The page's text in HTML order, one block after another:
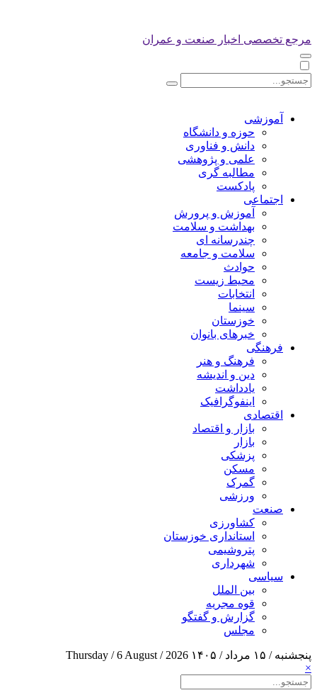
مرجع تخصصی اخبار صنعت و عمران
آموزشی
حوزه و دانشگاه
دانش و فناوری
علمی و پژوهشی
مطالبه گری
پادکست
اجتماعی
آموزش و پرورش
بهداشت و سلامت
چندرسانه ای
سلامت و جامعه
حوادث
محیط زیست
انتخابات
سینما
خوزستان
خبرهای بانوان
فرهنگی
فرهنگ و هنر
دین و اندیشه
یادداشت
اینفوگرافیک
اقتصادی
بازار و اقتصاد
بازار
پزشکی
مسکن
گمرک
ورزشی
صنعت
کشاورزی
استانداری خوزستان
پتروشیمی
شهرداری
سیاسی
بین الملل
قوه مجریه
گزارش و گفتگو
مجلس
پنجشنبه / ۱۵ مرداد / ۱۴۰۵
Thursday / 6 August / 2026
×